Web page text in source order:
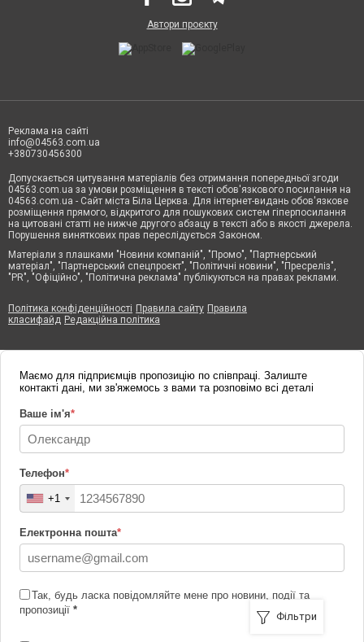
Фільтри
Автори проєкту
Реклама на сайті
info@04563.com.ua
+380730456300
Допускається цитування матеріалів без отримання попередньої згоди
04563.com.ua за умови розміщення в тексті обов'язкового посилання на
04563.com.ua - Сайт міста Біла Церква. Для інтернет-видань обов'язкове
розміщення прямого, відкритого для пошукових систем гіперпосилання
на цитовані статті не нижче другого абзацу в тексті або в якості джерела.
Порушення виняткових прав переслідується Законом.
Матеріали з плашками "Новини компаній", "Промо", "Партнерський
матеріал", "Партнерський спецпроєкт", "Політичні новини", "Пресреліз",
"PR", "Офіційно", "Політична реклама" публікуються на правах реклами.
Політика конфіденційності Правила сайту Правила
класифайд Редакційна політика
Маємо для підприємців пропозицію по співпраці. Залиште
контакті дані, ми зв'яжемось з вами та розповімо всі деталі
Ваше ім'я*
Телефон*
+1
Електронна пошта*
Так, будь ласка повідомляйте мене про новини, події та
пропозиції *